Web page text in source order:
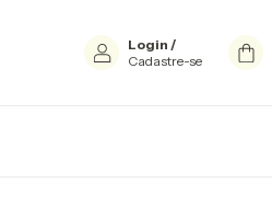
Login /
Cadastre-se